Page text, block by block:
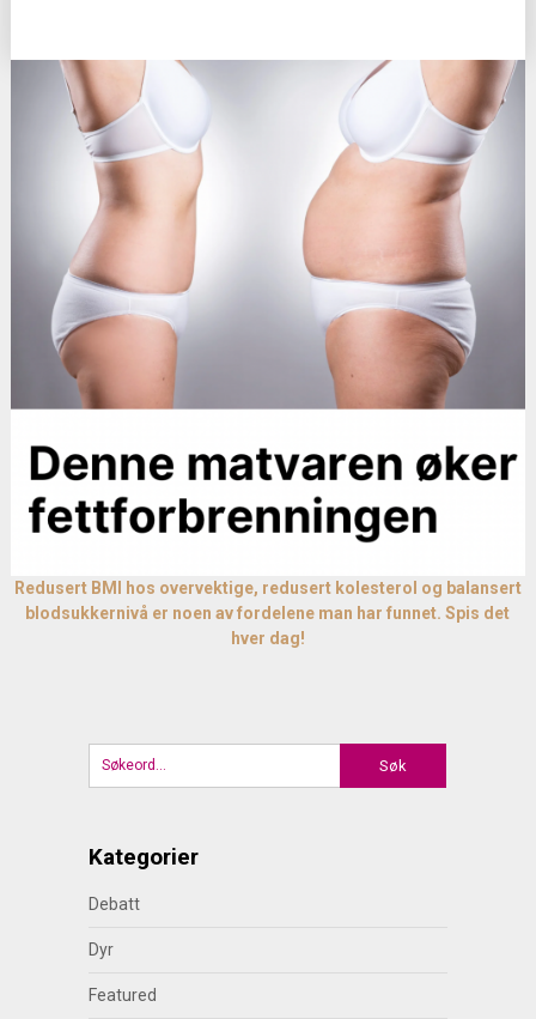
Redusert BMI hos overvektige, redusert kolesterol og balansert
blodsukkernivå er noen av fordelene man har funnet. Spis det
hver dag!
Kategorier
Debatt
Dyr
Featured